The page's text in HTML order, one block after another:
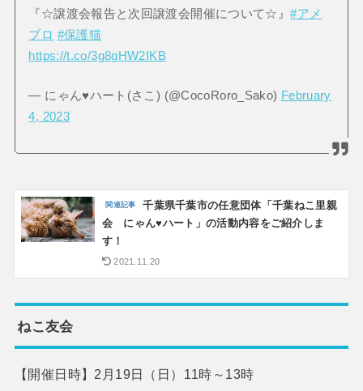
『☆譲渡会報告と次回譲渡会開催について☆』#アメ
ブロ #保護猫
https://t.co/3g8gHW2IKB
— にゃん♥️ハート(さこ) (@CocoRoro_Sako) February
4, 2023
千葉県千葉市の任意団体「千葉ねこ里親
会 にゃん♥️ハート」の活動内容をご紹介しま
す！
2021.11.20
ねこ友会
【開催日時】2月19日（日）11時～13時